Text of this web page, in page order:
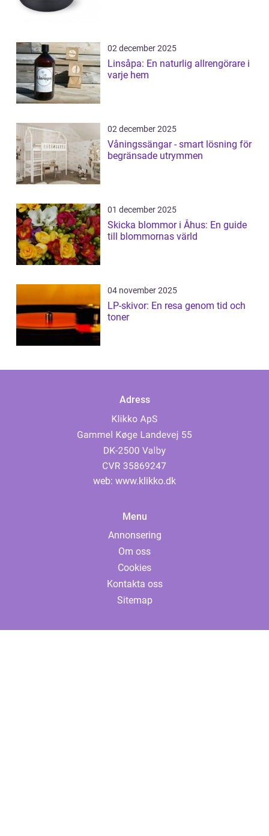
02 december 2025
Linsåpa: En naturlig allrengörare i
varje hem
02 december 2025
Våningssängar - smart lösning för
begränsade utrymmen
01 december 2025
Skicka blommor i Åhus: En guide
till blommornas värld
04 november 2025
LP-skivor: En resa genom tid och
toner
Adress
web: www.klikko.dk
Menu
Annonsering
Om oss
Cookies
Kontakta oss
Sitemap